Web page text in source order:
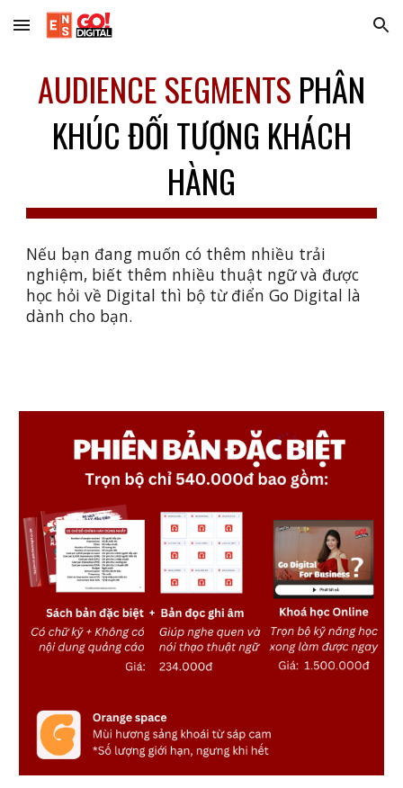
Skip to main content Skip to navigation
AUDIENCE SEGMENTS PHÂN
KHÚC ĐỐI TƯỢNG KHÁCH
HÀNG
Nếu bạn đang muốn có thêm nhiều trải
nghiệm, biết thêm nhiều thuật ngữ và được
học hỏi về Digital thì bộ từ điển Go Digital là
dành cho bạn.